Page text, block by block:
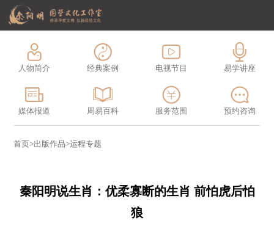
人物简介 经典案例 电视节目 易学讲座
媒体报道 周易百科 服务范围 预约咨询
首页>出版作品>运程专题
秦阳明说生肖：优柔寡断的生肖 前怕虎后怕
狼